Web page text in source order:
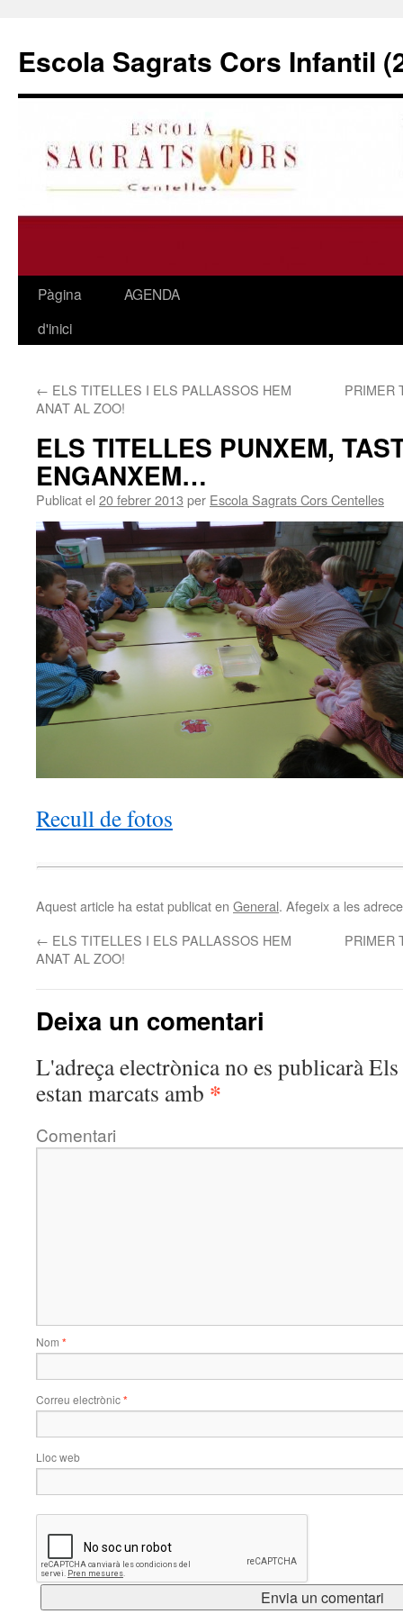
Escola Sagrats Cors Infantil
Vés
Pàgina
d'inici
AGENDA
← ELS TITELLES I ELS PALLASSOS HEM
ANAT AL ZOO!
PRIMER
ELS TITELLES PUNXEM,
ENGANXEM…
Publicat el 20 febrer 2013 per Escola Sagrats Cors Centelles
Recull de fotos
Aquest article ha estat publicat en General. Afegeix a les
← ELS TITELLES I ELS PALLASSOS HEM
ANAT AL ZOO!
PRIMER
Deixa un comentari
L'adreça electrònica no es publicaràEls
estan marcats amb *
Comentari
Nom *
Correu electrònic*
Lloc web